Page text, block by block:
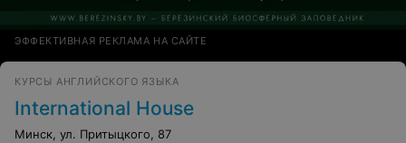
ЭФФЕКТИВНАЯ РЕКЛАМА НА САЙТЕ
КУРСЫ АНГЛИЙСКОГО ЯЗЫКА
International House
Минск, ул. Притыцкого, 87